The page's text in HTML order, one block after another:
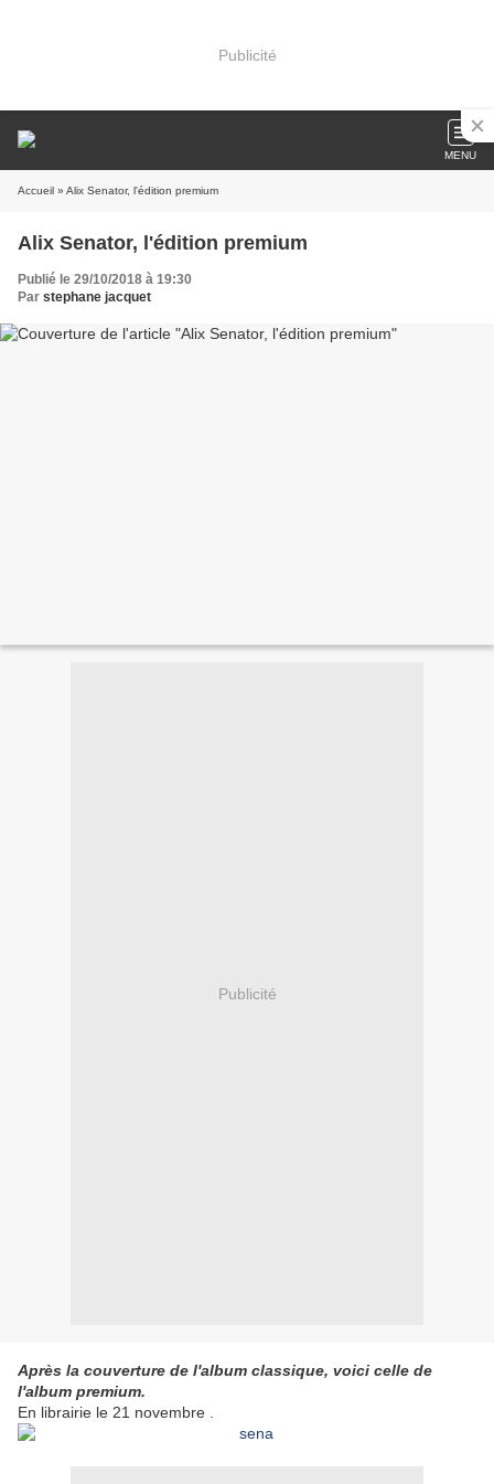
Publicité
MENU
Accueil » Alix Senator, l'édition premium
Alix Senator, l'édition premium
Publié le 29/10/2018 à 19:30
Par stephane jacquet
Publicité
Après la couverture de l'album classique, voici celle de
l'album premium.
En librairie le 21 novembre .